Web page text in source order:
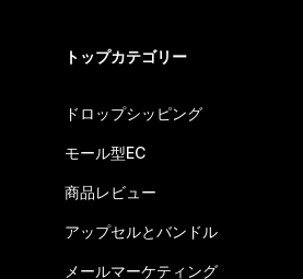
トップカテゴリー
ドロップシッピング
モール型EC
商品レビュー
アップセルとバンドル
メールマーケティング